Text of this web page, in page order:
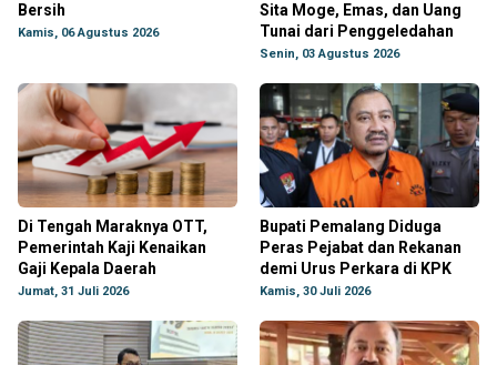
Bersih
Kamis, 06 Agustus 2026
Sita Moge, Emas, dan Uang
Tunai dari Penggeledahan
Senin, 03 Agustus 2026
Di Tengah Maraknya OTT,
Pemerintah Kaji Kenaikan
Gaji Kepala Daerah
Jumat, 31 Juli 2026
Bupati Pemalang Diduga
Peras Pejabat dan Rekanan
demi Urus Perkara di KPK
Kamis, 30 Juli 2026